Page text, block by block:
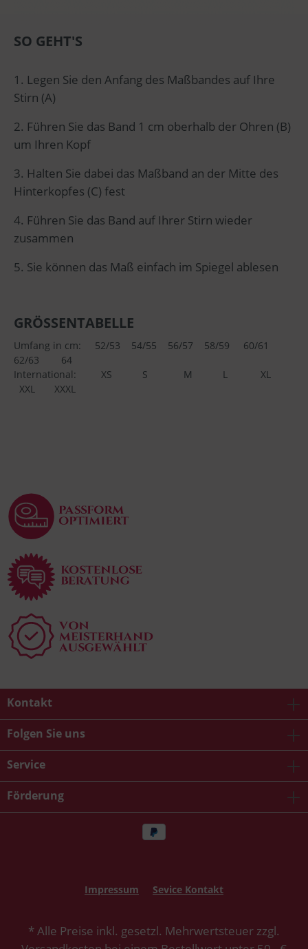
SO GEHT'S
1. Legen Sie den Anfang des Maßbandes auf Ihre
Stirn (A)
2. Führen Sie das Band 1 cm oberhalb der Ohren (B)
um Ihren Kopf
3. Halten Sie dabei das Maßband an der Mitte des
Hinterkopfes (C) fest
4. Führen Sie das Band auf Ihrer Stirn wieder
zusammen
5. Sie können das Maß einfach im Spiegel ablesen
GRÖSSENTABELLE
Umfang in cm: 52/53 54/55 56/57 58/59 60/61
62/63 64
International: XS S M L XL
XXL XXXL
Kontakt
Folgen Sie uns
Service
Förderung
Impressum Sevice Kontakt
* Alle Preise inkl. gesetzl. Mehrwertsteuer zzgl.